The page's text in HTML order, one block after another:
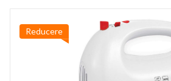
Reducere